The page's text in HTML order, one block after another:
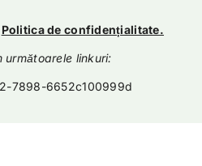
Politica de confidențialitate.
linkuri:
7898-6652c100999d